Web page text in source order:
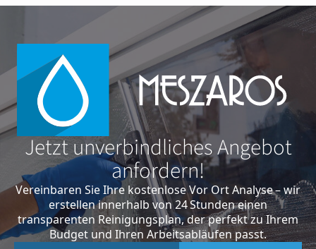
Jetzt unverbindliches Angebot
anfordern!
Vereinbaren Sie Ihre kostenlose Vor Ort Analyse – wir
erstellen innerhalb von 24 Stunden einen
transparenten Reinigungsplan, der perfekt zu Ihrem
Budget und Ihren Arbeitsabläufen passt.